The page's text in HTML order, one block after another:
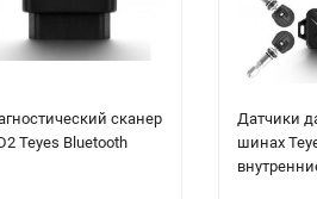
сканер
Teyes Bluetooth
Датчики
шинах